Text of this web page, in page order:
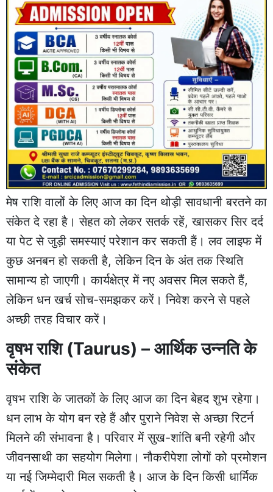
मेष राशि वालों के लिए आज का दिन थोड़ी सावधानी बरतने का
संकेत दे रहा है। सेहत को लेकर सतर्क रहें, खासकर सिर दर्द
या पेट से जुड़ी समस्याएं परेशान कर सकती हैं। लव लाइफ में
कुछ अनबन हो सकती है, लेकिन दिन के अंत तक स्थिति
सामान्य हो जाएगी। कार्यक्षेत्र में नए अवसर मिल सकते हैं,
लेकिन धन खर्च सोच-समझकर करें। निवेश करने से पहले
अच्छी तरह विचार करें।
वृषभ राशि (Taurus) – आर्थिक उन्नति के
संकेत
वृषभ राशि के जातकों के लिए आज का दिन बेहद शुभ रहेगा।
धन लाभ के योग बन रहे हैं और पुराने निवेश से अच्छा रिटर्न
मिलने की संभावना है। परिवार में सुख-शांति बनी रहेगी और
जीवनसाथी का सहयोग मिलेगा। नौकरीपेशा लोगों को प्रमोशन
या नई जिम्मेदारी मिल सकती है। आज के दिन किसी धार्मिक